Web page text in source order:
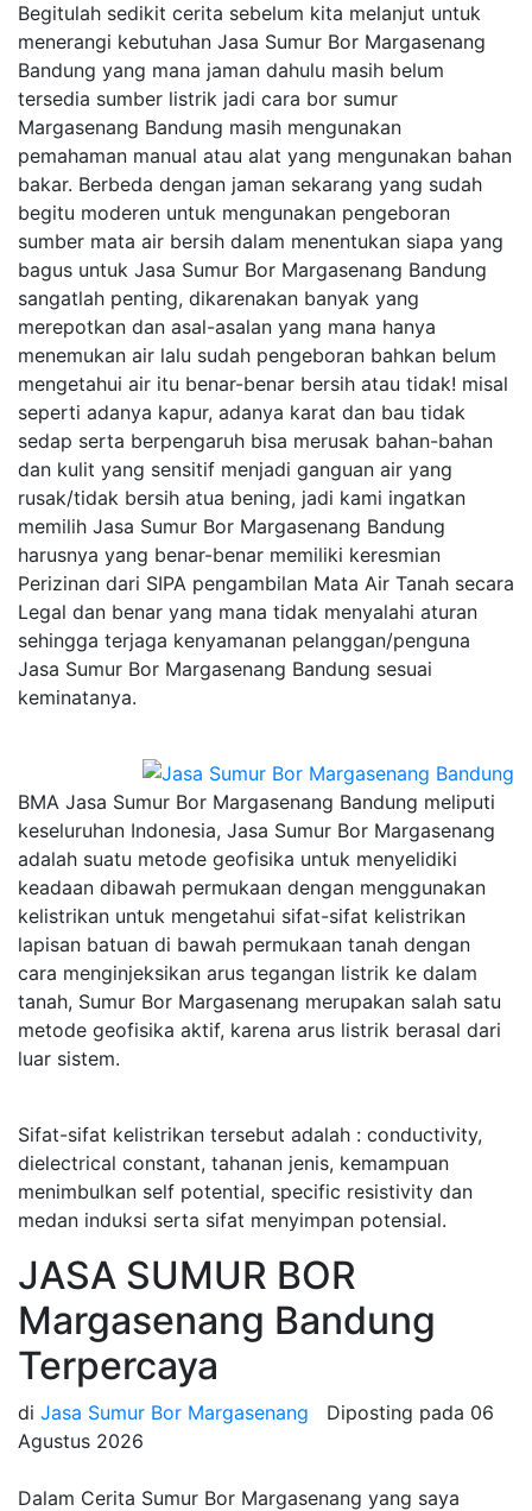
Begitulah sedikit cerita sebelum kita melanjut untuk
menerangi kebutuhan Jasa Sumur Bor Margasenang
Bandung yang mana jaman dahulu masih belum
tersedia sumber listrik jadi cara bor sumur
Margasenang Bandung masih mengunakan
pemahaman manual atau alat yang mengunakan bahan
bakar. Berbeda dengan jaman sekarang yang sudah
begitu moderen untuk mengunakan pengeboran
sumber mata air bersih dalam menentukan siapa yang
bagus untuk Jasa Sumur Bor Margasenang Bandung
sangatlah penting, dikarenakan banyak yang
merepotkan dan asal-asalan yang mana hanya
menemukan air lalu sudah pengeboran bahkan belum
mengetahui air itu benar-benar bersih atau tidak! misal
seperti adanya kapur, adanya karat dan bau tidak
sedap serta berpengaruh bisa merusak bahan-bahan
dan kulit yang sensitif menjadi ganguan air yang
rusak/tidak bersih atua bening, jadi kami ingatkan
memilih Jasa Sumur Bor Margasenang Bandung
harusnya yang benar-benar memiliki keresmian
Perizinan dari SIPA pengambilan Mata Air Tanah secara
Legal dan benar yang mana tidak menyalahi aturan
sehingga terjaga kenyamanan pelanggan/penguna
Jasa Sumur Bor Margasenang Bandung sesuai
keminatanya.
BMA Jasa Sumur Bor Margasenang Bandung meliputi
keseluruhan Indonesia, Jasa Sumur Bor Margasenang
adalah suatu metode geofisika untuk menyelidiki
keadaan dibawah permukaan dengan menggunakan
kelistrikan untuk mengetahui sifat-sifat kelistrikan
lapisan batuan di bawah permukaan tanah dengan
cara menginjeksikan arus tegangan listrik ke dalam
tanah, Sumur Bor Margasenang merupakan salah satu
metode geofisika aktif, karena arus listrik berasal dari
luar sistem.
Sifat-sifat kelistrikan tersebut adalah : conductivity,
dielectrical constant, tahanan jenis, kemampuan
menimbulkan self potential, specific resistivity dan
medan induksi serta sifat menyimpan potensial.
JASA SUMUR BOR
Margasenang Bandung
Terpercaya
di Jasa Sumur Bor Margasenang Diposting pada 06
Agustus 2026
Dalam Cerita Sumur Bor Margasenang yang saya